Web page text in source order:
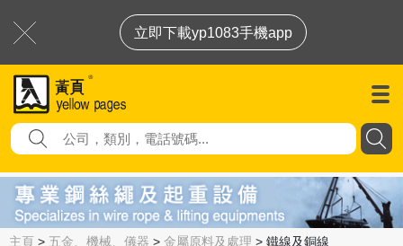
立即下載yp1083手機app
主頁 > 五金、機械、儀器 > 金屬原料及處理 > 鐵線及銅線